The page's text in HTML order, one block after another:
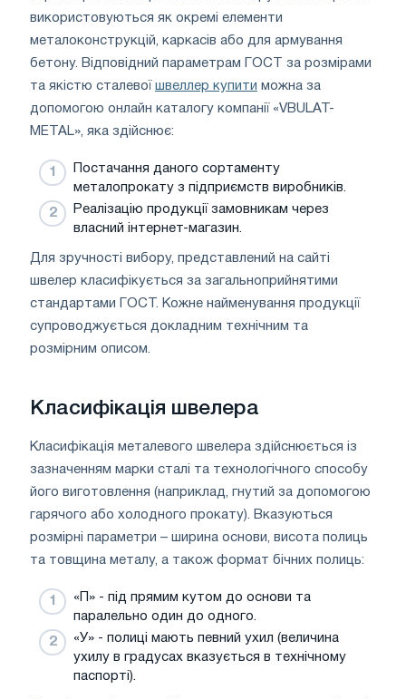
використовуються як окремі елементи
металоконструкцій, каркасів або для армування
бетону. Відповідний параметрам ГОСТ за розмірами
та якістю сталевої швеллер купити можна за
допомогою онлайн каталогу компанії «VBULAT-
METAL», яка здійснює:
Постачання даного сортаменту
металопрокату з підприємств виробників.
Реалізацію продукції замовникам через
власний інтернет-магазин.
Для зручності вибору, представлений на сайті
швелер класифікується за загальноприйнятими
стандартами ГОСТ. Кожне найменування продукції
супроводжується докладним технічним та
розмірним описом.
Класифікація швелера
Класифікація металевого швелера здійснюється із
зазначенням марки сталі та технологічного способу
його виготовлення (наприклад, гнутий за допомогою
гарячого або холодного прокату). Вказуються
розмірні параметри – ширина основи, висота полиць
та товщина металу, а також формат бічних полиць:
«П» - під прямим кутом до основи та
паралельно один до одного.
«У» - полиці мають певний ухил (величина
ухилу в градусах вказується в технічному
паспорті).